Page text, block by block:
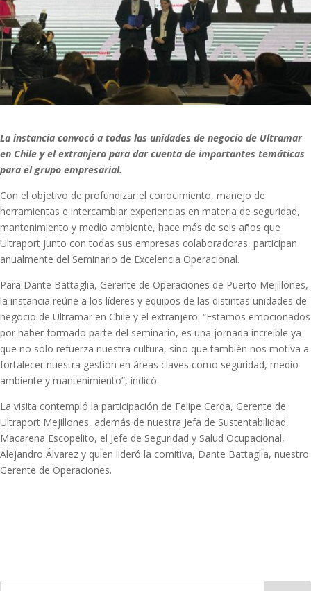
La instancia convocó a todas las unidades de negocio de Ultramar
en Chile y el extranjero para dar cuenta de importantes temáticas
para el grupo empresarial.
Con el objetivo de profundizar el conocimiento, manejo de
herramientas e intercambiar experiencias en materia de seguridad,
mantenimiento y medio ambiente, hace más de seis años que
Ultraport junto con todas sus empresas colaboradoras, participan
anualmente del Seminario de Excelencia Operacional.
Para Dante Battaglia, Gerente de Operaciones de Puerto Mejillones,
la instancia reúne a los líderes y equipos de las distintas unidades de
negocio de Ultramar en Chile y el extranjero. “Estamos emocionados
por haber formado parte del seminario, es una jornada increíble ya
que no sólo refuerza nuestra cultura, sino que también nos motiva a
fortalecer nuestra gestión en áreas claves como seguridad, medio
ambiente y mantenimiento”, indicó.
La visita contempló la participación de Felipe Cerda, Gerente de
Ultraport Mejillones, además de nuestra Jefa de Sustentabilidad,
Macarena Escopelito, el Jefe de Seguridad y Salud Ocupacional,
Alejandro Álvarez y quien lideró la comitiva, Dante Battaglia, nuestro
Gerente de Operaciones.